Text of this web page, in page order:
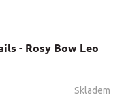
- Rosy Bow Leo
Skladem